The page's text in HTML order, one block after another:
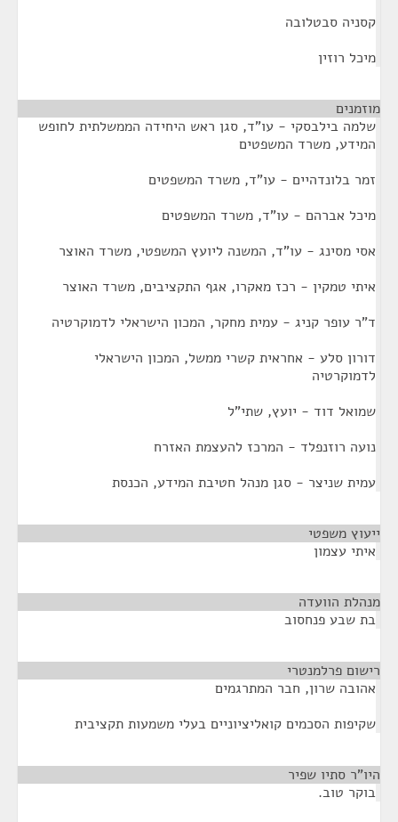
קסניה סבטלובה
מיכל רוזין
מוזמנים
שלמה בילבסקי - עו"ד, סגן ראש היחידה הממשלתית לחופש
המידע, משרד המשפטים
זמר בלונדהיים - עו"ד, משרד המשפטים
מיכל אברהם - עו"ד, משרד המשפטים
אסי מסינג - עו"ד, המשנה ליועץ המשפטי, משרד האוצר
איתי טמקין - רכז מאקרו, אגף התקציבים, משרד האוצר
ד"ר עופר קניג - עמית מחקר, המכון הישראלי לדמוקרטיה
דורון סלע - אחראית קשרי ממשל, המכון הישראלי
לדמוקרטיה
שמואל דוד - יועץ, שתי"ל
נועה רוזנפלד - המרכז להעצמת האזרח
עמית שניצר - סגן מנהל חטיבת המידע, הכנסת
ייעוץ משפטי
איתי עצמון
מנהלת הוועדה
בת שבע פנחסוב
רישום פרלמנטרי
אהובה שרון, חבר המתרגמים
שקיפות הסכמים קואליציוניים בעלי משמעות תקציבית
היו"ר סתיו שפיר
בוקר טוב.